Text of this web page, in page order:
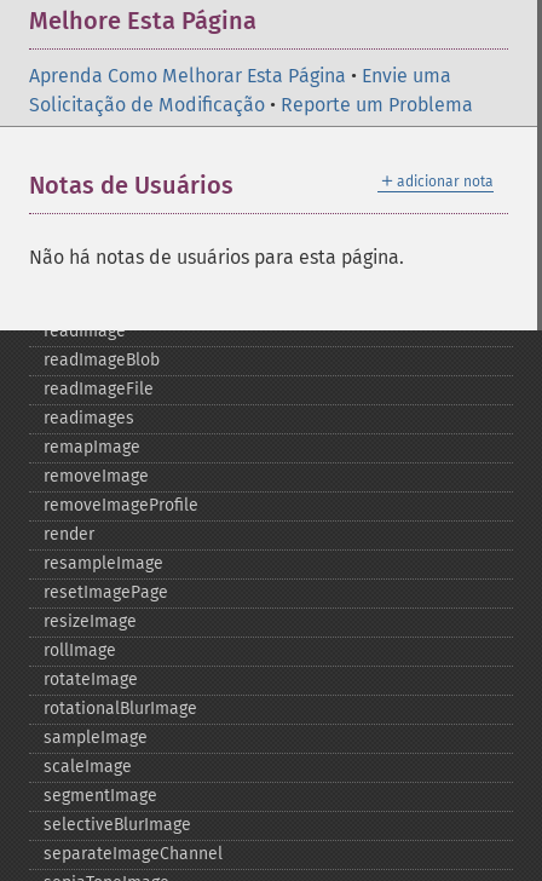
Melhore Esta Página
Aprenda Como Melhorar Esta Página • Envie uma
Solicitação de Modificação • Reporte um Problema
＋ adicionar nota
Notas de Usuários
Não há notas de usuários para esta página.
posterizeImage
previousImage
profileImage
quantizeImage
queryFontMetrics
queryFonts
queryFormats
readImage
readImageBlob
readImageFile
readimages
remapImage
removeImage
removeImageProfile
render
resampleImage
resetImagePage
resizeImage
rollImage
rotateImage
rotationalBlurImage
sampleImage
scaleImage
segmentImage
selectiveBlurImage
separateImageChannel